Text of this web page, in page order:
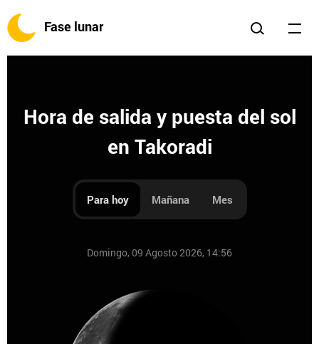
Fase lunar
Hora de salida y puesta del sol
en Takoradi
Para hoy Mañana Mes
Domingo, 09 Agosto 2026, 14:56